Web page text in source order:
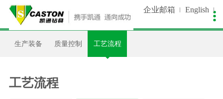

English
企业邮箱
关于我们
公司简介
新闻中心
公司新闻
生产控制
生产装备
产品中心
非开挖类
销售服务
在线留言
人才招聘
人才理念
生产装备 质量控制 工艺流程
工艺流程